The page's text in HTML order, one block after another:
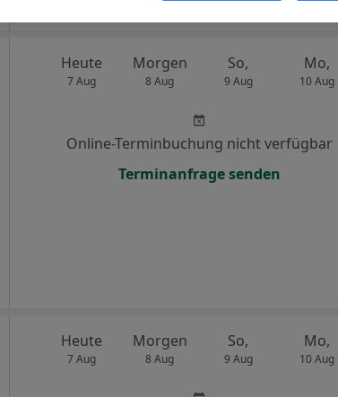
Heute
7 Aug
Morgen
8 Aug
So,
9 Aug
Mo,
10 Aug
Online-Terminbuchung nicht verfügbar
Terminanfrage senden
Heute
7 Aug
Morgen
8 Aug
So,
9 Aug
Mo,
10 Aug